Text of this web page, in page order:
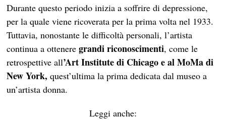
Durante questo periodo inizia a soffrire di depressione,
per la quale viene ricoverata per la prima volta nel 1933.
Tuttavia, nonostante le difficoltà personali, l’artista
continua a otteneregrandi riconoscimenti, come le
retrospettive all’Art Institute di Chicago e al MoMa di
New York,quest’ultima la prima dedicata dal museo a
un’artista donna.
Leggi anche: